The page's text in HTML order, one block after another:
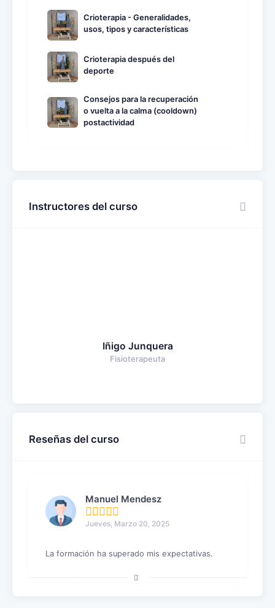
Crioterapia - Generalidades,
usos, tipos y características
Crioterapia después del
deporte
Consejos para la recuperación
o vuelta a la calma (cooldown)
postactividad
Instructores del curso
Iñigo Junquera
Fisioterapeuta
Reseñas del curso
Manuel Mendesz
Jueves, Marzo 20, 2025
La formación ha superado mis expectativas.